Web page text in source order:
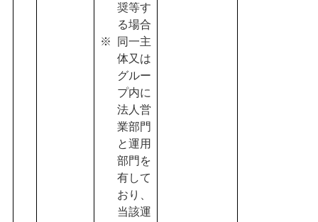
奨等す
る場合
同一主
体又は
グルー
プ内に
法人営
業部門
と運用
部門を
有して
おり、
当該運